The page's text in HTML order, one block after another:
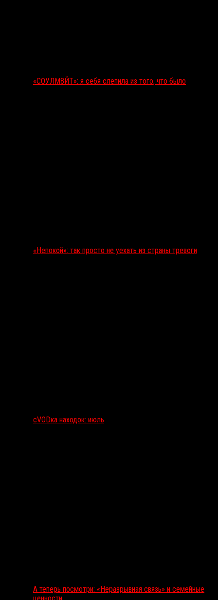
«СОУЛМ8ЙТ»: я себя слепила из того, что было
«Непокой»: так просто не уехать из страны тревоги
сVODка находок: июль
А теперь посмотри: «Неразрывная связь» и семейные
ценности